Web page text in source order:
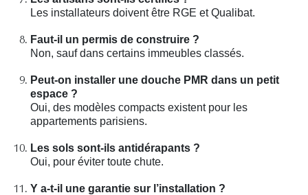
Les installateurs doivent être RGE et Qualibat.
Faut-il un permis de construire ?
Non, sauf dans certains immeubles classés.
Peut-on installer une douche PMR dans un petit
espace ?
Oui, des modèles compacts existent pour les
appartements parisiens.
Les sols sont-ils antidérapants ?
Oui, pour éviter toute chute.
Y a-t-il une garantie sur l’installation ?